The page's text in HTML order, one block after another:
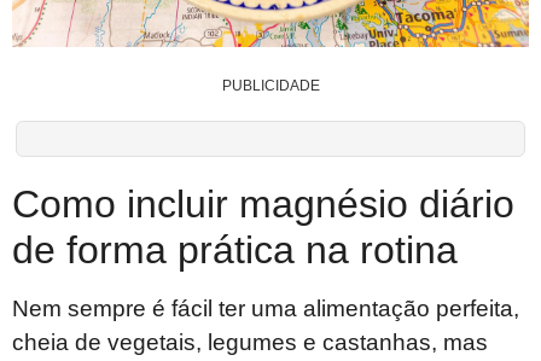
PUBLICIDADE
Como incluir magnésio diário
de forma prática na rotina
Nem sempre é fácil ter uma alimentação perfeita,
cheia de vegetais, legumes e castanhas, mas